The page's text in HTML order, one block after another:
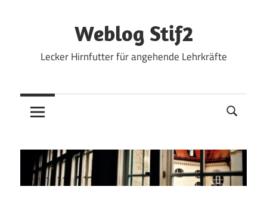
Weblog Stif2
Lecker Hirnfutter für angehende Lehrkräfte